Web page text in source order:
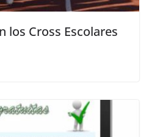
los Cross Escolares